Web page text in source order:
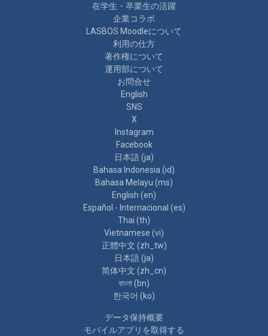
在学生・卒業生の活躍
企業コラボ
LASBOS Moodleについて
利用の仕方
著作権について
運用部について
お問合せ
English
SNS
X
Instagram
Facebook
日本語 ‎(ja)‎
Bahasa Indonesia ‎(id)‎
Bahasa Melayu ‎(ms)‎
English ‎(en)‎
Español - Internacional ‎(es)‎
Thai ‎(th)‎
Vietnamese ‎(vi)‎
正體中文 ‎(zh_tw)‎
日本語 ‎(ja)‎
简体中文 ‎(zh_cn)‎
বাংলা ‎(bn)‎
한국어 ‎(ko)‎
データ保持概要
モバイルアプリを取得する